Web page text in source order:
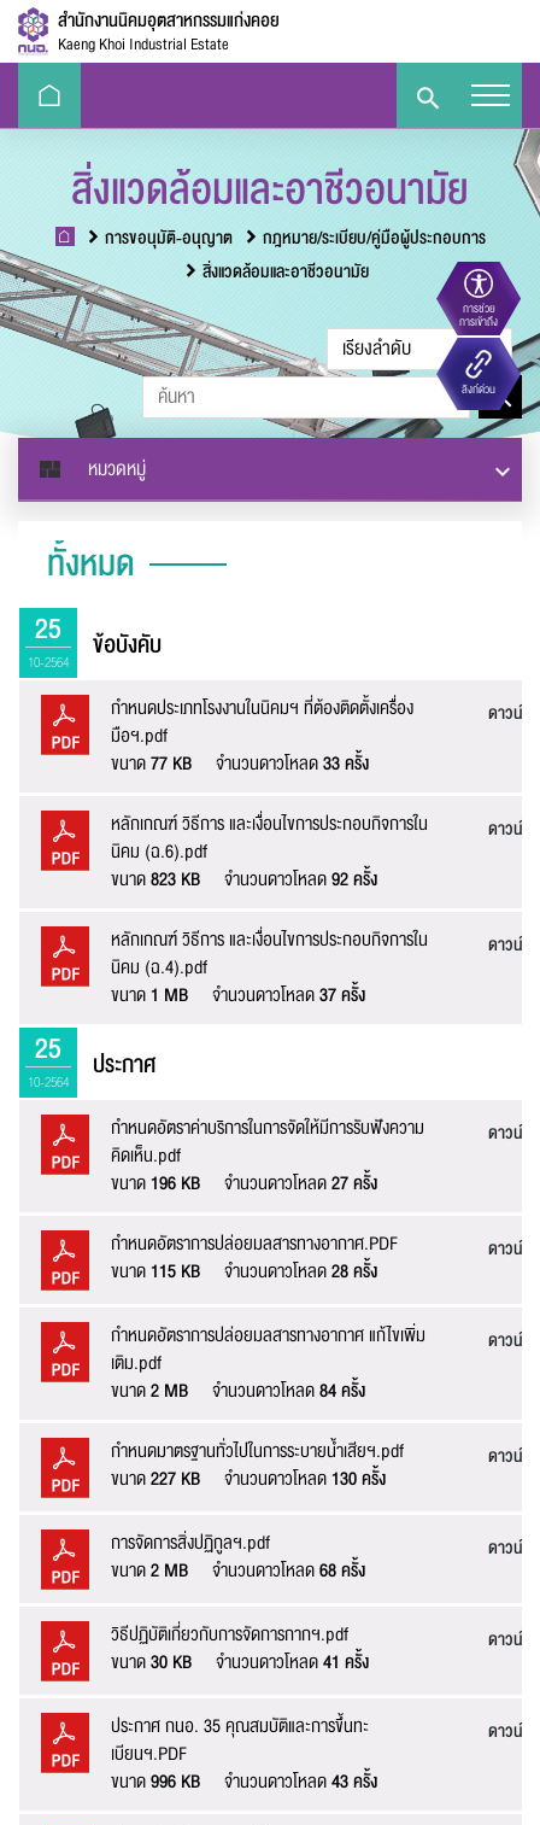
สำนักงานนิคมอุตสาหกรรมแก่งคอย
Kaeng Khoi Industrial Estate
การช่วย
การเข้าถึง
Eco-
Challenge
e-Library Handbook E-PP ลิงก์ด่วน
สิ่งแวดล้อมและอาชีวอนามัย
การขอนุมัติ-อนุญาต
กฎหมาย/ระเบียบ/คู่มือผู้ประกอบการ
สิ่งแวดล้อมและอาชีวอนามัย
หมวดหมู่
ทั้งหมด
25
10-2564 ข้อบังคับ
กำหนดประเภทโรงงานในนิคมฯ ที่ต้องติดตั้งเครื่อง
มือฯ.pdf
ขนาด77 KB จำนวนดาวโหลด33 ครั้ง
ดาวน์โ
หลักเกณฑ์ วิธีการ และเงื่อนไขการประกอบกิจการใน
นิคม (ฉ.6).pdf
ขนาด823 KB จำนวนดาวโหลด92 ครั้ง
ดาวน์โ
หลักเกณฑ์ วิธีการ และเงื่อนไขการประกอบกิจการใน
นิคม (ฉ.4).pdf
ขนาด1 MB จำนวนดาวโหลด37 ครั้ง
ดาวน์โ
25
10-2564 ประกาศ
กำหนดอัตราค่าบริการในการจัดให้มีการรับฟังความ
คิดเห็น.pdf
ขนาด196 KB จำนวนดาวโหลด27 ครั้ง
ดาวน์โ
กำหนดอัตราการปล่อยมลสารทางอากาศ.PDF
ขนาด115 KB จำนวนดาวโหลด28 ครั้ง
ดาวน์โ
กำหนดอัตราการปล่อยมลสารทางอากาศ แก้ไขเพิ่ม
เติม.pdf
ขนาด2 MB จำนวนดาวโหลด84 ครั้ง
ดาวน์โ
กำหนดมาตรฐานทั่วไปในการระบายน้ำเสียฯ.pdf
ขนาด227 KB จำนวนดาวโหลด130 ครั้ง
ดาวน์โ
การจัดการสิ่งปฏิกูลฯ.pdf
ขนาด2 MB จำนวนดาวโหลด68 ครั้ง
ดาวน์โ
วิธีปฏิบัติเกี่ยวกับการจัดการกากฯ.pdf
ขนาด30 KB จำนวนดาวโหลด41 ครั้ง
ดาวน์โ
ประกาศ กนอ. 35 คุณสมบัติและการขึ้นทะ
เบียนฯ.PDF
ขนาด996 KB จำนวนดาวโหลด43 ครั้ง
ดาวน์โ
แจ้งไฟล์เสีย
หัวข้อเรื่อง :
ชื่อ :
นามสกุล :
อีเมล :
เบอร์โทรศัพท์ :
ข้อความ* :
ระบบได้ทำรับเรื่องแล้ว
ทำการแก้ไข และปรับปรุงเพื่อกาให้บริการที่ดีขึ้น